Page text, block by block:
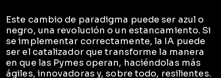
Este cambio de paradigma puede ser azul o
negro, una revolución o un estancamiento. Si
se implementar correctamente, la IA puede
ser el catalizador que transforme la manera
en que las Pymes operan, haciéndolas más
ágiles, innovadoras y, sobre todo, resilientes.